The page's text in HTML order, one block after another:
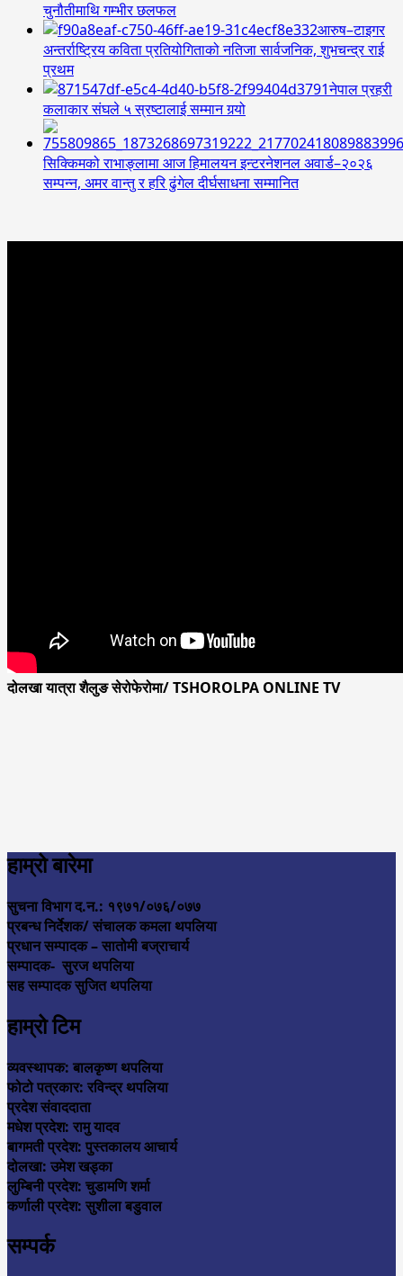
चुनौतीमाथि गम्भीर छलफल
आरुष–टाइगर
अन्तर्राष्ट्रिय कविता प्रतियोगिताको नतिजा सार्वजनिक, शुभचन्द्र राई
प्रथम
नेपाल प्रहरी
कलाकार संघले ५ स्रष्टालाई सम्मान गर्‍यो
सिक्किमको राभाङ्लामा आज हिमालयन इन्टरनेशनल अवार्ड–२०२६
सम्पन्न, अमर वान्तु र हरि ढुंगेल दीर्घसाधना सम्मानित
दोलखा यात्रा शैलुङ सेरोफेरोमा/ TSHOROLPA ONLINE TV
हाम्रो बारेमा
सुचना विभाग द.न.: १९७१/०७६/०७७
प्रबन्ध निर्देशक/ संचालक कमला थपलिया
प्रधान सम्पादक – सातोमी बज्राचार्य
सम्पादक- सुरज थपलिया
सह सम्पादक सुजित थपलिया
हाम्रो टिम
व्यवस्थापक: बालकृष्ण थपलिया
फोटो पत्रकार: रविन्द्र थपलिया
प्रदेश संवाददाता
मधेश प्रदेश: रामु यादव
बागमती प्रदेश: पुस्तकालय आचार्य
दोलखा: उमेश खड्का
लुम्बिनी प्रदेश: चुडामणि शर्मा
कर्णाली प्रदेश: सुशीला बडुवाल
सम्पर्क